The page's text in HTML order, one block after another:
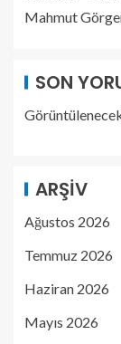
Mahmut
SON
ARŞIV
Ağustos 2026
Temmuz 2026
Haziran 2026
Mayıs 2026